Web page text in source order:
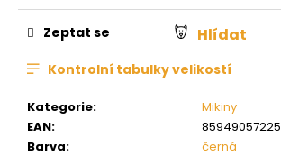
Kategorie:
Mikiny
EAN:
Barva: černá
Zeptat se Hlídat
Kontrolní tabulky velikostí